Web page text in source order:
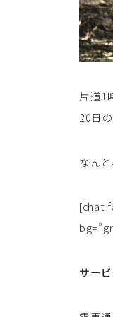
片道1
20日
なん
[chat
サー